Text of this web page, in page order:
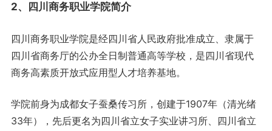
2、四川商务职业学院简介
四川商务职业学院是经四川省人民政府批准成立、隶属于
四川省商务厅的公办全日制普通高等学校，是四川省现代
商务高素质开放式应用型人才培养基地。
学院前身为成都女子蚕桑传习所，创建于1907年（清光绪
33年），先后更名为四川省立女子实业讲习所、四川省立